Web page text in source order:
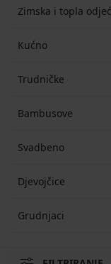
Zimska i topla
Kućno
Trudničke
Bambusove
Svadbeno
Djevojčice
Grudnjaci